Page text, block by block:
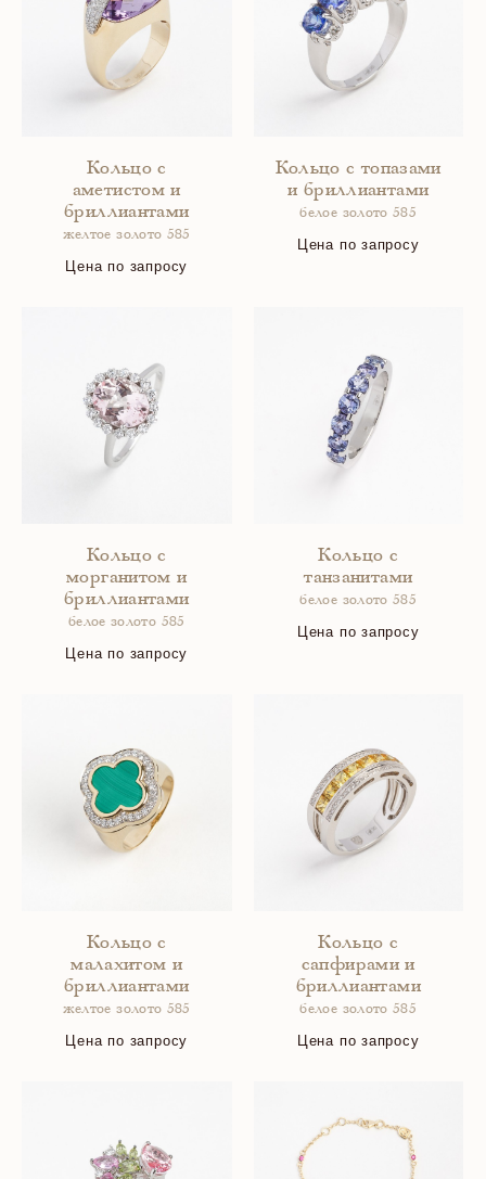
Кольцо с
аметистом и
бриллиантами
желтое золото 585
Цена по запросу
Кольцо с топазами
и бриллиантами
белое золото 585
Цена по запросу
Кольцо с
морганитом и
бриллиантами
белое золото 585
Цена по запросу
Кольцо с
танзанитами
белое золото 585
Цена по запросу
Кольцо с
малахитом и
бриллиантами
желтое золото 585
Цена по запросу
Кольцо с
сапфирами и
бриллиантами
белое золото 585
Цена по запросу